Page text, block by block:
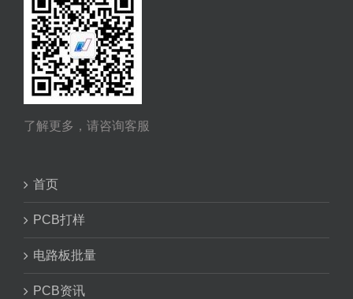
了解更多，请咨询客服
首页
PCB打样
电路板批量
PCB资讯